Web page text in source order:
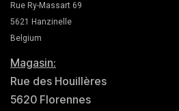
Rue Ry-Massart 69
5621 Hanzinelle
Belgium
Magasin:
Rue des Houillères
5620 Florennes